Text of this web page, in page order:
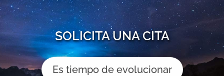
SOLICITA UNA CITA
Es tiempo de evolucionar